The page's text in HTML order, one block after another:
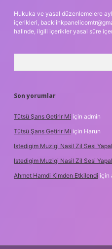
Hukuka ve yasal düzenlemelere
içerikleri,
halinde, ilgili içerikler yasal süre
Son yorumlar
Tütsü Şans Getirir Mi için admin
Tütsü Şans Getirir Mi için Harun
Istedigim Muzigi Nasil Zil Sesi
Istedigim Muzigi Nasil Zil Sesi
Ahmet Hamdi Kimden Etkilendi için